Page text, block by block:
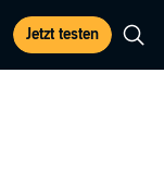
Jetzt testen